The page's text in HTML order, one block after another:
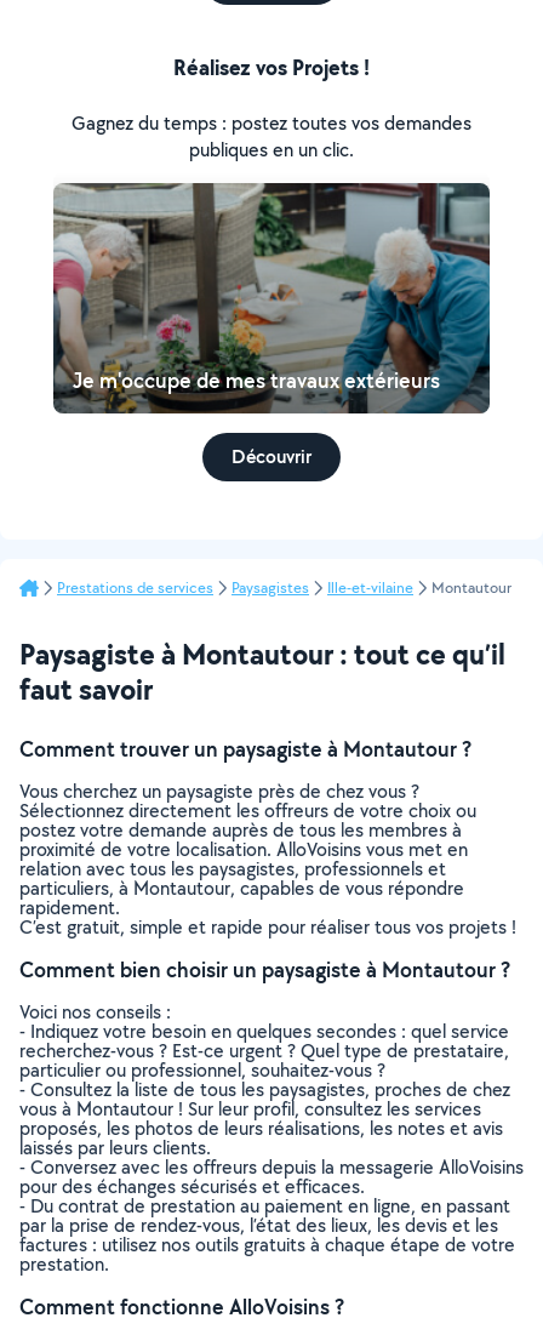
Réalisez vos Projets !
Gagnez du temps : postez toutes vos demandes
publiques en un clic.
Je m'occupe de mes travaux extérieurs
Découvrir
Prestations de services Paysagistes Ille-et-vilaine Montautour
Paysagiste à Montautour : tout ce qu’il
faut savoir
Comment trouver un paysagiste à Montautour ?
Vous cherchez un paysagiste près de chez vous ?
Sélectionnez directement les offreurs de votre choix ou
postez votre demande auprès de tous les membres à
proximité de votre localisation. AlloVoisins vous met en
relation avec tous les paysagistes, professionnels et
particuliers, à Montautour, capables de vous répondre
rapidement.
C’est gratuit, simple et rapide pour réaliser tous vos projets !
Comment bien choisir un paysagiste à Montautour ?
Voici nos conseils :
- Indiquez votre besoin en quelques secondes : quel service
recherchez-vous ? Est-ce urgent ? Quel type de prestataire,
particulier ou professionnel, souhaitez-vous ?
- Consultez la liste de tous les paysagistes, proches de chez
vous à Montautour ! Sur leur profil, consultez les services
proposés, les photos de leurs réalisations, les notes et avis
laissés par leurs clients.
- Conversez avec les offreurs depuis la messagerie AlloVoisins
pour des échanges sécurisés et efficaces.
- Du contrat de prestation au paiement en ligne, en passant
par la prise de rendez-vous, l’état des lieux, les devis et les
factures : utilisez nos outils gratuits à chaque étape de votre
prestation.
Comment fonctionne AlloVoisins ?